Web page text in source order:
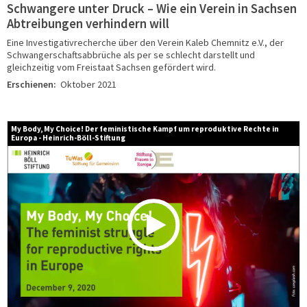
Schwangere unter Druck – Wie ein Verein in Sachsen
Abtreibungen verhindern will
Eine Investigativrecherche über den Verein Kaleb Chemnitz e.V., der
Schwangerschaftsabbrüche als per se schlecht darstellt und
gleichzeitig vom Freistaat Sachsen gefördert wird.
Erschienen: Oktober 2021
My Body, My Choice! Der feministische Kampf um reproduktive Rechte in
Europa - Heinrich-Böll-Stiftung